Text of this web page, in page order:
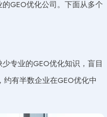
GEO优化公司。下面从多个
专业的GEO优化知识，盲目
有半数企业在GEO优化中